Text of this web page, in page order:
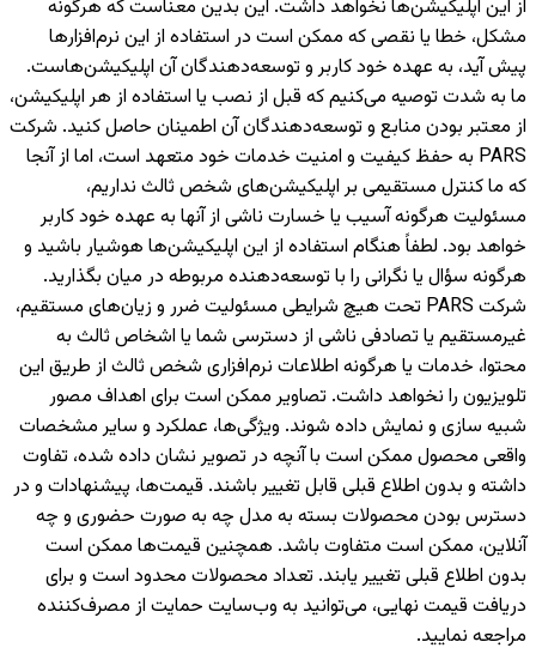
از این اپلیکیشن‌ها نخواهد داشت. این بدین معناست که هرگونه
مشکل، خطا یا نقصی که ممکن است در استفاده از این نرم‌افزارها
پیش آید، به عهده خود کاربر و توسعه‌دهندگان آن اپلیکیشن‌هاست.
ما به شدت توصیه می‌کنیم که قبل از نصب یا استفاده از هر اپلیکیشن،
از معتبر بودن منابع و توسعه‌دهندگان آن اطمینان حاصل کنید. شرکت
PARS به حفظ کیفیت و امنیت خدمات خود متعهد است، اما از آنجا
که ما کنترل مستقیمی بر اپلیکیشن‌های شخص ثالث نداریم،
مسئولیت هرگونه آسیب یا خسارت ناشی از آنها به عهده خود کاربر
خواهد بود. لطفاً هنگام استفاده از این اپلیکیشن‌ها هوشیار باشید و
هرگونه سؤال یا نگرانی را با توسعه‌دهنده مربوطه در میان بگذارید.
شرکت PARS تحت هیچ شرایطی مسئولیت ضرر و زیان‌های مستقیم،
غیرمستقیم یا تصادفی ناشی از دسترسی شما یا اشخاص ثالث به
محتوا، خدمات یا هرگونه اطلاعات نرم‌افزاری شخص ثالث از طریق این
تلویزیون را نخواهد داشت. تصاویر ممکن است برای اهداف مصور
شبیه سازی و نمایش داده شوند. ویژگی‌ها، عملکرد و سایر مشخصات
واقعی محصول ممکن است با آنچه در تصویر نشان داده شده، تفاوت
داشته و بدون اطلاع قبلی قابل تغییر باشند. قیمت‌ها، پیشنهادات و در
دسترس بودن محصولات بسته به مدل چه به صورت حضوری و چه
آنلاین، ممکن است متفاوت باشد. همچنین قیمت‌ها ممکن است
بدون اطلاع قبلی تغییر یابند. تعداد محصولات محدود است و برای
دریافت قیمت نهایی، می‌توانید به وب‌سایت حمایت از مصرف‌کننده
مراجعه نمایید.